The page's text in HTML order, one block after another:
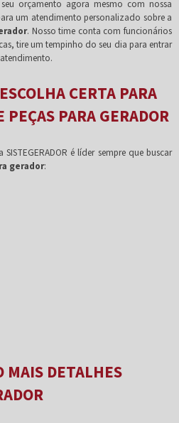
orçamento agora mesmo com nossa
um atendimento personalizado sobre a
. Nosso time conta com funcionários
tire um tempinho do seu dia para entrar
CERTA PARA
PARA GERADOR
é líder sempre que buscar
gerador:
MAIS DETALHES